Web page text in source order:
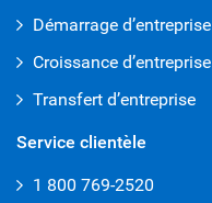
Démarrage d’entreprise
Croissance d’entreprise
Transfert d’entreprise
Service clientèle
1 800 769-2520